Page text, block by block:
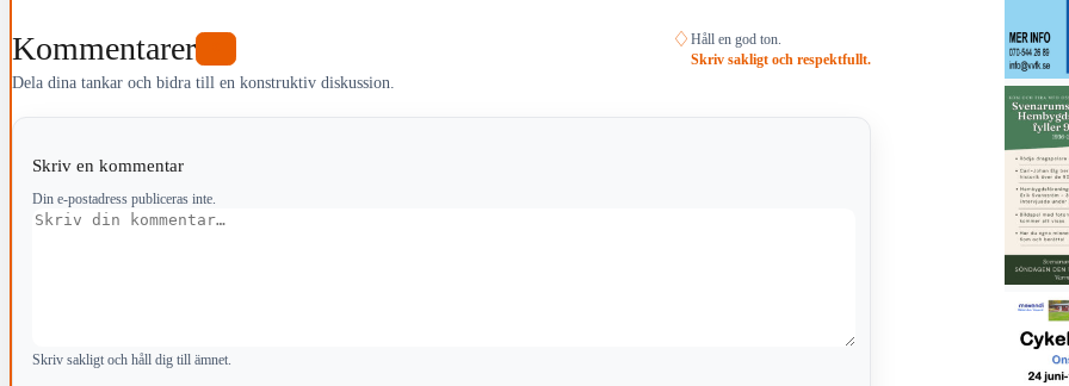
Kommentarer
Dela dina tankar och bidra till en konstruktiv diskussion.
♢ Håll en god ton.
Skriv sakligt och respektfullt.
Skriv en kommentar
Din e-postadress publiceras inte.
Kommentar
Skriv sakligt och håll dig till ämnet.